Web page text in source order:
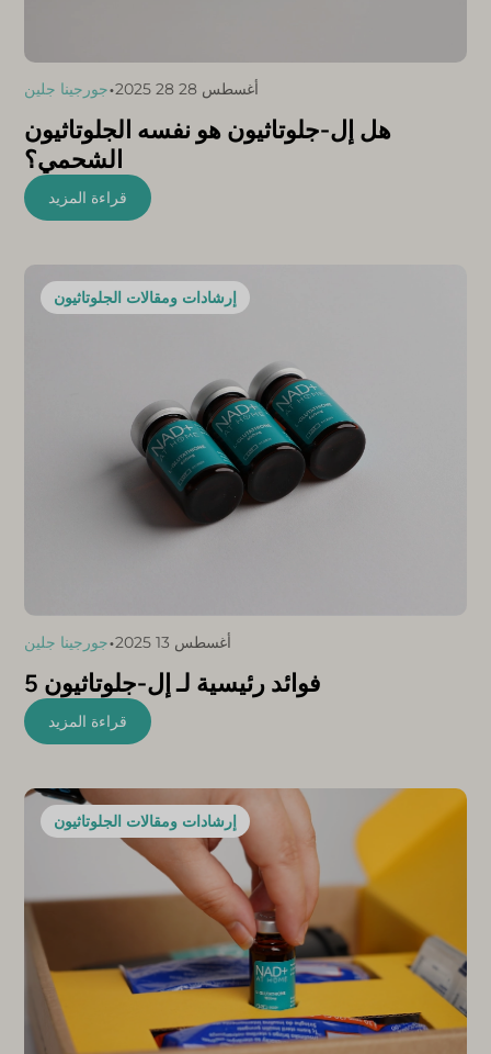
جورجينا جلين• أغسطس 28 28 2025
هل إل-جلوتاثيون هو نفسه الجلوتاثيون
الشحمي؟
قراءة المزيد
إرشادات ومقالات الجلوتاثيون
جورجينا جلين• أغسطس 13 2025
5 فوائد رئيسية لـ إل-جلوتاثيون
قراءة المزيد
إرشادات ومقالات الجلوتاثيون